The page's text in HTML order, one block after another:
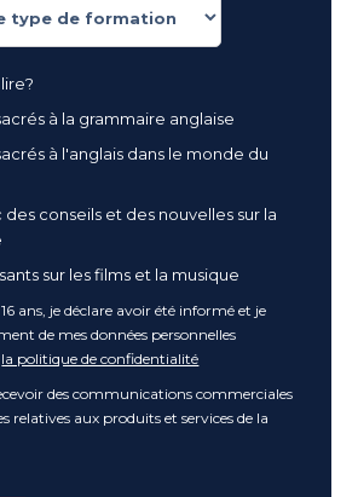
à la grammaire anglaise
à l'anglais dans le monde du
conseils et des nouvelles sur la
sur les films et la musique
ans, je déclare avoir été informé et je
de mes données personnelles
la politique de confidentialité
des communications commerciales
relatives aux produits et services de la